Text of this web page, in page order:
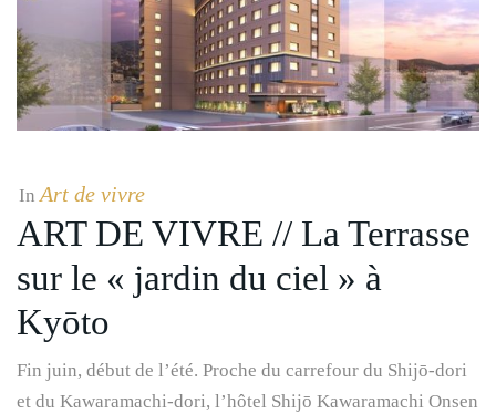
InArt de vivre
ART DE VIVRE // La Terrasse
sur le « jardin du ciel » à
Kyōto
Fin juin, début de l’été. Proche du carrefour du Shijō-dori
et du Kawaramachi-dori, l’hôtel Shijō Kawaramachi Onsen